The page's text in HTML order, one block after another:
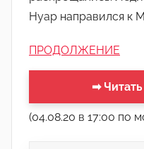
Нуар направился к
ПРОДОЛЖЕНИЕ
➡
(04.08.20 в 17:00 по